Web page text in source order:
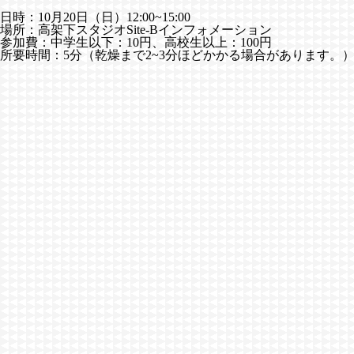
日時：10月20日（日）12:00~15:00
場所：高架下スタジオSite-Bインフォメーション
参加費：中学生以下：10円、高校生以上：100円
所要時間：5分（乾燥まで2~3分ほどかかる場合があります。）